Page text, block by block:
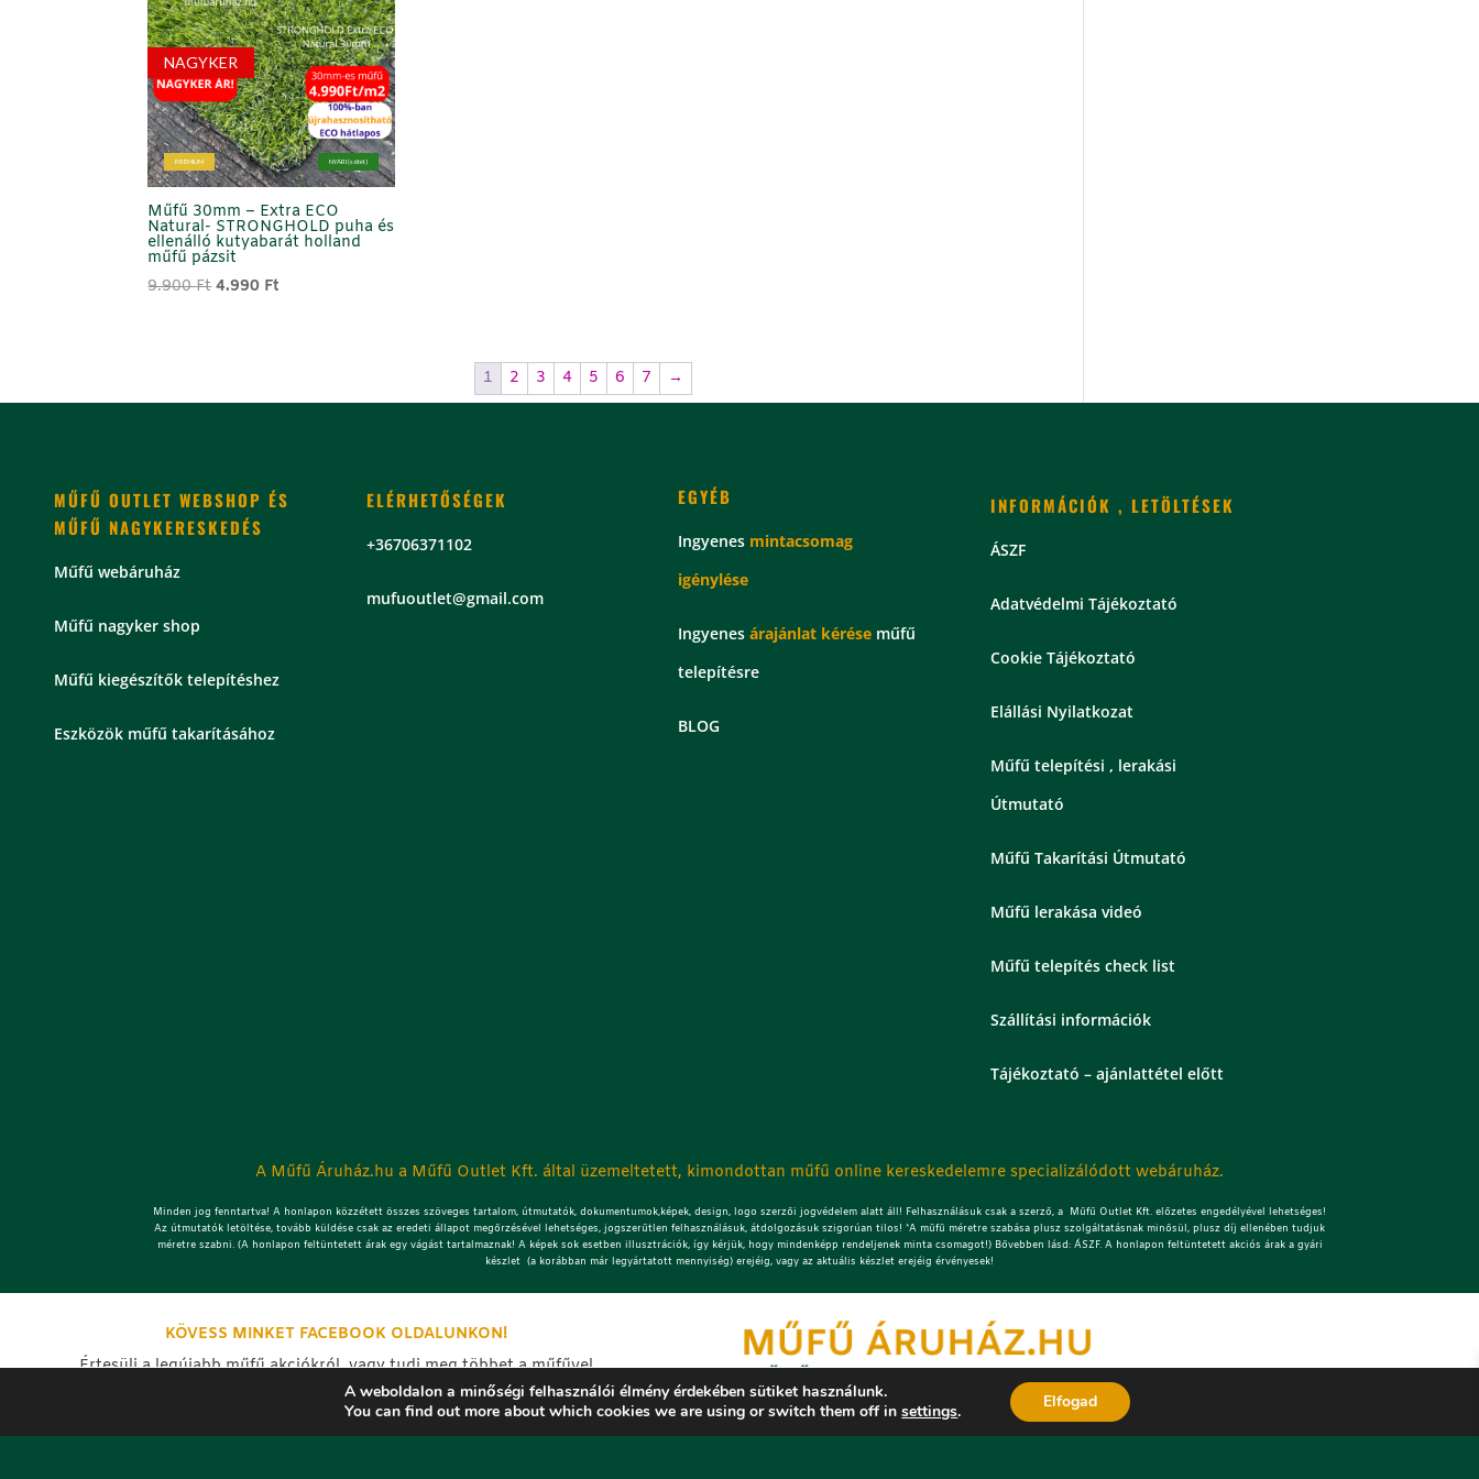
NAGYKER
PRÉMIUM NYÁRI (sötét)
Műfű 30mm – Extra ECO
Natural- STRONGHOLD puha és
ellenálló kutyabarát holland
műfű pázsit
9.900FtOriginal
4.990 Ft
1 2 3 4 5 6 7 →
MŰFŰ OUTLET WEBSHOP ÉS
MŰFŰ NAGYKERESKEDÉS
Műfű webáruház
Műfű nagyker shop
Műfű kiegészítők telepítéshez
Eszközök műfű takarításához
ELÉRHETŐSÉGEK
+36706371102
mufuoutlet@gmail.com
EGYÉB
Ingyenes mintacsomag
igénylése
Ingyenesárajánlat kérése műfű
telepítésre
BLOG
INFORMÁCIÓK , LETÖLTÉSEK
ÁSZF
Adatvédelmi Tájékoztató
Cookie Tájékoztató
Elállási Nyilatkozat
Műfű telepítési , lerakási
Útmutató
Műfű Takarítási Útmutató
Műfű lerakása videó
Műfű telepítés check list
Szállítási információk
Tájékoztató – ajánlattétel előtt
A Műfű Áruház.hu a Műfű Outlet Kft. által üzemeltetett, kimondottan műfű online kereskedelemre specializálódott webáruház.
Minden jog fenntartva! A honlapon közzétett összes szöveges tartalom, útmutatók, dokumentumok,képek, design, logo szerzői jogvédelem alatt áll! Felhasználásuk csak a szerző, a Műfű Outlet Kft. előzetes engedélyével lehetséges!
Az útmutatók letöltése, tovább küldése csak az eredeti állapot megőrzésével lehetséges, jogszerűtlen felhasználásuk, átdolgozásuk szigorúan tilos! *A műfű méretre szabása plusz szolgáltatásnak minősül, plusz díj ellenében tudjuk
méretre szabni. (A honlapon feltüntetett árak egy vágást tartalmaznak! A képek sok esetben illusztrációk, így kérjük, hogy mindenképp rendeljenek minta csomagot!) Bővebben lásd: ÁSZF. A honlapon feltüntetett akciós árak a gyári
készlet (a korábban már legyártatott mennyiség) erejéig, vagy az aktuális készlet erejéig érvényesek!
KÖVESS MINKET FACEBOOK OLDALUNKON!
Értesülj a legújabb műfű akciókról, vagy tudj meg többet a műfűvel
kapcsolatban, nézd meg a frissen elkészült műfű telepítés képeket.A weboldalon a minőségi felhasználói élmény érdekében sütiket használunk.
You can find out more about which cookies we are using or switch them off insettings. Elfogad